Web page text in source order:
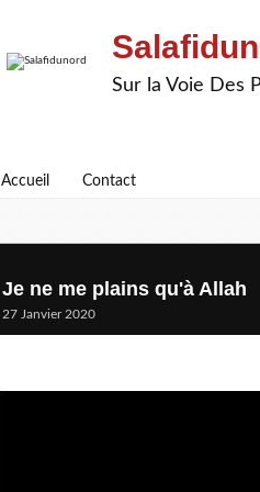
Sur la Voie Des
Accueil Contact
Je ne me plains qu'à Allah
27 Janvier 2020